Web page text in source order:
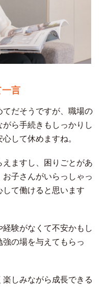
一言
だそうですが、職場の
ら手続きもしっかりし
して休めますね。
ますし、困りごとがあ
子さんがいらっしゃっ
て働けると思います
験がなくて不安かもし
の場を与えてもらっ
しみながら成長できる